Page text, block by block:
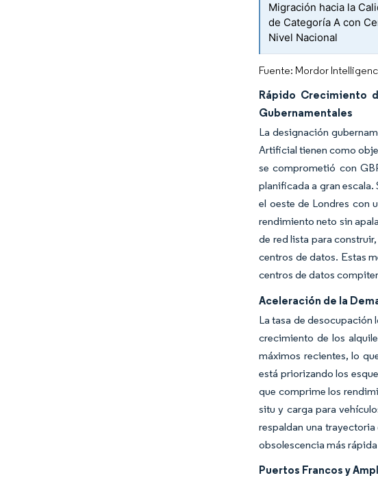
Migración hacia la
de Categoría A con
Nivel Nacional
Fuente: Mordor
Rápido Crecimiento
Gubernamentales
La designación
Artificial tienen como
se comprometió con
planificada a gran escala.
el oeste de Londres con
rendimiento neto sin
de red lista para
centros de datos. Estas
centros de datos
Aceleración de la
La tasa de desocupación
crecimiento de los
máximos recientes, lo
está priorizando los
que comprime los
situ y carga para
respaldan una
obsolescencia más
Puertos Francos y